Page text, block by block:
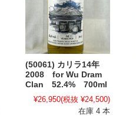
(50061) カリラ14年
2008 for Wu Dram
Clan 52.4% 700ml
¥26,950(税抜 ¥24,500)
在庫 4 本